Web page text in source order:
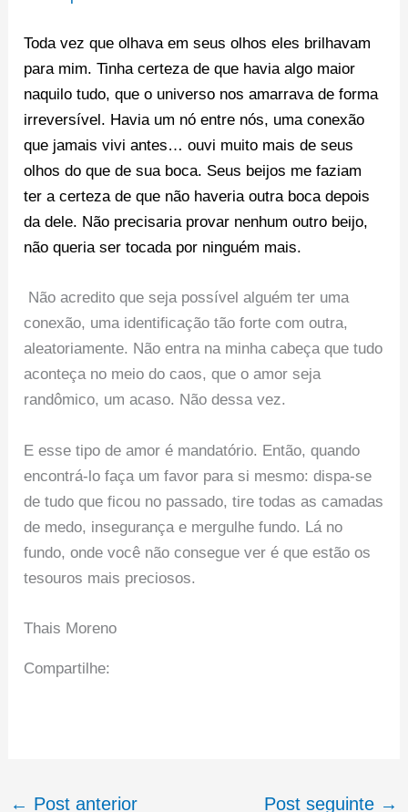
Toda vez que olhava em seus olhos eles brilhavam
para mim. Tinha certeza de que havia algo maior
naquilo tudo, que o universo nos amarrava de forma
irreversível. Havia um nó entre nós, uma conexão
que jamais vivi antes… ouvi muito mais de seus
olhos do que de sua boca. Seus beijos me faziam
ter a certeza de que não haveria outra boca depois
da dele. Não precisaria provar nenhum outro beijo,
não queria ser tocada por ninguém mais.
Não acredito que seja possível alguém ter uma
conexão, uma identificação tão forte com outra,
aleatoriamente. Não entra na minha cabeça que tudo
aconteça no meio do caos, que o amor seja
randômico, um acaso. Não dessa vez.
E esse tipo de amor é mandatório. Então, quando
encontrá-lo faça um favor para si mesmo: dispa-se
de tudo que ficou no passado, tire todas as camadas
de medo, insegurança e mergulhe fundo. Lá no
fundo, onde você não consegue ver é que estão os
tesouros mais preciosos.
Thais Moreno
Compartilhe:
← Post anterior Post seguinte →